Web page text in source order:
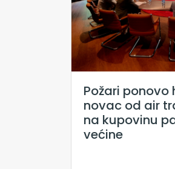
Požari
novac od air
na kupovinu
većine